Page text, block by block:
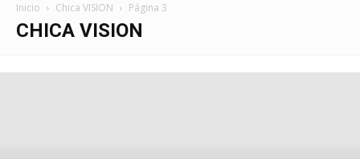
Inicio Chica VISION Página 3
CHICA VISION